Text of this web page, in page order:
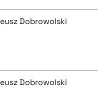
Dobrowolski
Dobrowolski